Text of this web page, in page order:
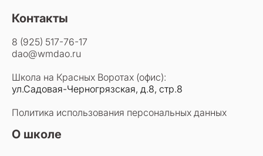
Контакты
8 (925) 517-76-17
dao@wmdao.ru
Школа на Красных Воротах (офис):
ул.Садовая-Черногрязская, д.8, стр.8
Политика использования персональных данных
О школе